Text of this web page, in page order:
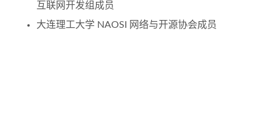
互联网开发组成员
大连理工大学 NAOSI 网络与开源协会成员